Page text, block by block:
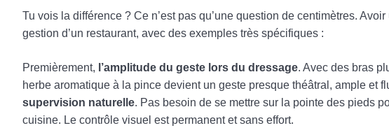
Tu vois la différence ? Ce n’est pas qu’une question de centimètres.
gestion d’un restaurant, avec des exemples très spécifiques :
Premièrement, l’amplitude du geste lors du dressage. Avec des bras
herbe aromatique à la pince devient un geste presque théâtral, ample et
supervision naturelle. Pas besoin de se mettre sur la pointe des pieds
cuisine. Le contrôle visuel est permanent et sans effort.